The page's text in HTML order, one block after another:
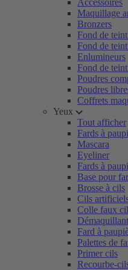
Accessoires
Maquillage
Bronzers
Fond de
Fond de
Enlumineurs
Fond de
Poudres
Poudres
Coffrets
Yeux
Tout afficher
Fards à
Mascara
Eyeliner
Fards à
Base pour
Brosse à cils
Cils
Colle faux
Fard à
Palettes de
Primer cils
Recourbe-